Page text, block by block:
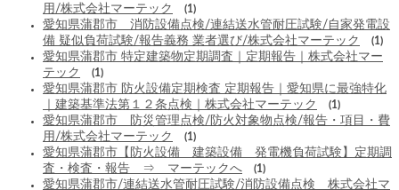
用/株式会社マーテック
(1)
愛知県蒲郡市 消防設備点検/連結送水管耐圧試験/自家発電設
備 疑似負荷試験/報告義務 業者選び/株式会社マーテック
(1)
愛知県蒲郡市 特定建築物定期調査｜定期報告｜株式会社マー
テック
(1)
愛知県蒲郡市 防火設備定期検査 定期報告｜愛知県に最強特化
｜建築基準法第１２条点検｜株式会社マーテック
(1)
愛知県蒲郡市 防災管理点検/防火対象物点検/報告・項目・費
用/株式会社マーテック
(1)
愛知県蒲郡市【防火設備 建築設備 発電機負荷試験】定期調
査・検査・報告 ⇒ マーテックへ
(1)
愛知県蒲郡市/連結送水管耐圧試験/消防設備点検 株式会社マ